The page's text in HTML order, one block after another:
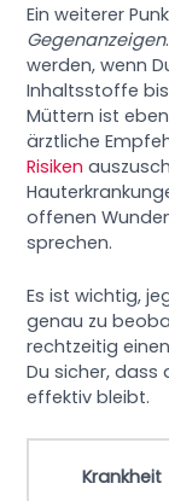
Ein weiterer
Gegenanzeigen
werden, wenn
Inhaltsstoffe
Müttern ist
ärztliche
Risiken
offenen
sprechen.
Es ist wichtig,
genau zu
rechtzeitig
Du sicher, dass
effektiv bleibt.
Krankheit